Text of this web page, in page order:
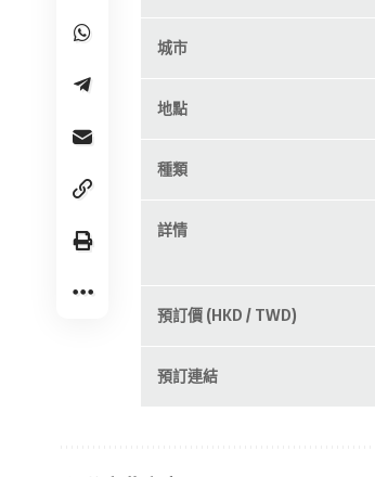
城市
地點
種類
詳情
預訂價 (HKD / TWD)
預訂連結